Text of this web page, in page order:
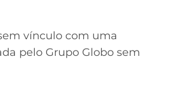
vínculo com uma
pelo Grupo Globo sem